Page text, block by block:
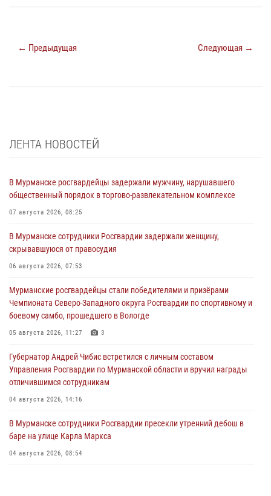
← Предыдущая Следующая →
ЛЕНТА НОВОСТЕЙ
В Мурманске росгвардейцы задержали мужчину, нарушавшего
общественный порядок в торгово-развлекательном комплексе
07 августа 2026, 08:25
В Мурманске сотрудники Росгвардии задержали женщину,
скрывавшуюся от правосудия
06 августа 2026, 07:53
Мурманские росгвардейцы стали победителями и призёрами
Чемпионата Северо-Западного округа Росгвардии по спортивному и
боевому самбо, прошедшего в Вологде
05 августа 2026, 11:27 3
Губернатор Андрей Чибис встретился с личным составом
Управления Росгвардии по Мурманской области и вручил награды
отличившимся сотрудникам
04 августа 2026, 14:16
В Мурманске сотрудники Росгвардии пресекли утренний дебош в
баре на улице Карла Маркса
04 августа 2026, 08:54